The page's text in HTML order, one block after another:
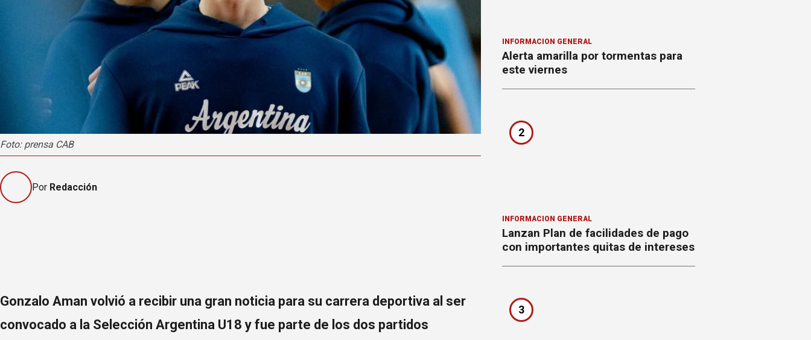
Foto: prensa CAB
Por Redacción
Gonzalo Aman volvió a recibir una gran noticia para su carrera deportiva al ser
convocado a la Selección Argentina U18 y fue parte de los dos partidos
INFORMACION GENERAL
Alerta amarilla por tormentas para
este viernes
2
INFORMACION GENERAL
Lanzan Plan de facilidades de pago
con importantes quitas de intereses
3